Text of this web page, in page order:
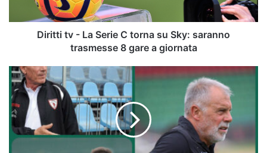
Sky:
saranno
gare
a
giornata
Diritti tv - La Serie C torna su Sky: saranno
trasmesse 8 gare a giornata
Speciale
Serie
C
-
Da
Zeman